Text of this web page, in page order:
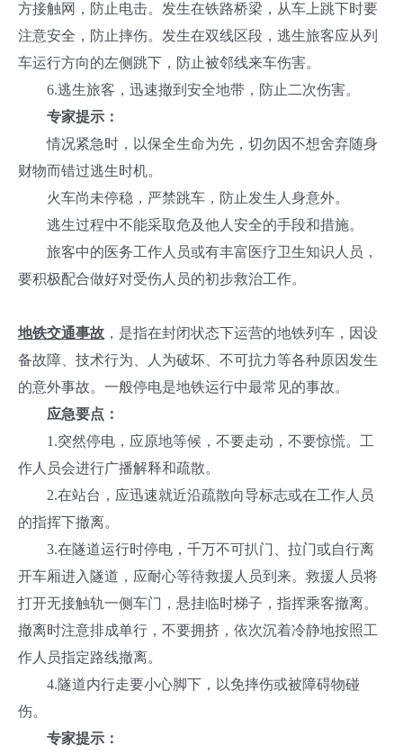
方接触网，防止电击。发生在铁路桥梁，从车上跳下时要
注意安全，防止摔伤。发生在双线区段，逃生旅客应从列
车运行方向的左侧跳下，防止被邻线来车伤害。
6.逃生旅客，迅速撤到安全地带，防止二次伤害。
专家提示：
情况紧急时，以保全生命为先，切勿因不想舍弃随身
财物而错过逃生时机。
火车尚未停稳，严禁跳车，防止发生人身意外。
逃生过程中不能采取危及他人安全的手段和措施。
旅客中的医务工作人员或有丰富医疗卫生知识人员，
要积极配合做好对受伤人员的初步救治工作。
地铁交通事故 ，是指在封闭状态下运营的地铁列车，因设
备故障、技术行为、人为破坏、不可抗力等各种原因发生
的意外事故。一般停电是地铁运行中最常见的事故。
应急要点：
1.突然停电，应原地等候，不要走动，不要惊慌。工
作人员会进行广播解释和疏散。
2.在站台，应迅速就近沿疏散向导标志或在工作人员
的指挥下撤离。
3.在隧道运行时停电，千万不可扒门、拉门或自行离
开车厢进入隧道，应耐心等待救援人员到来。救援人员将
打开无接触轨一侧车门，悬挂临时梯子，指挥乘客撤离。
撤离时注意排成单行，不要拥挤，依次沉着冷静地按照工
作人员指定路线撤离。
4.隧道内行走要小心脚下，以免摔伤或被障碍物碰
伤。
专家提示：